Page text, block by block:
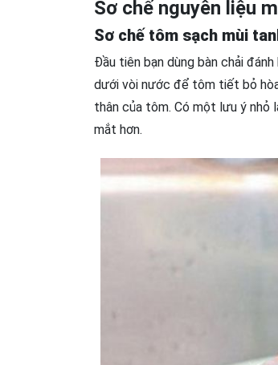
Sơ chế nguyên liệu
Sơ chế tôm sạch mùi
Đầu tiên bạn dùng bàn chải
dưới vòi nước để tôm tiết bỏ
thân của tôm. Có một lưu ý nhỏ
mắt hơn.